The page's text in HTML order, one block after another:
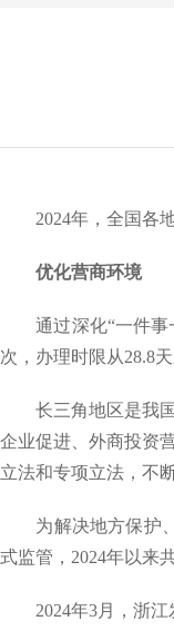
2024年，全国各
优化营商环境
通过深化“一件事一
次，办理时限从28.8天
长三角地区是我国
企业促进、外商投资
立法和专项立法，不
为解决地方保护、
式监管，2024年以来
2024年3月，浙江